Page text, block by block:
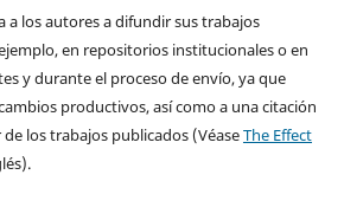
a los autores a difundir sus trabajos
en repositorios institucionales o en
y durante el proceso de envío, ya que
productivos, así como a una citación
los trabajos publicados (VéaseThe Effect